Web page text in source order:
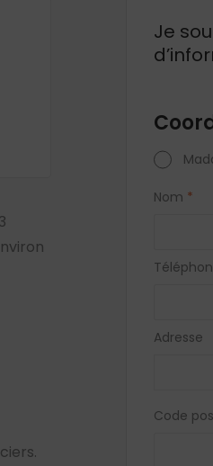
Je
Nom *
Adresse
Code